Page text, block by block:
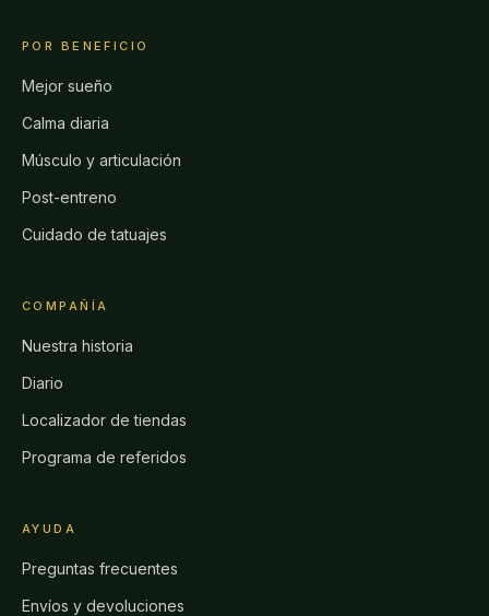
POR BENEFICIO
Mejor sueño
Calma diaria
Músculo y articulación
Post-entreno
Cuidado de tatuajes
COMPAÑÍA
Nuestra historia
Diario
Localizador de tiendas
Programa de referidos
AYUDA
Preguntas frecuentes
Envíos y devoluciones